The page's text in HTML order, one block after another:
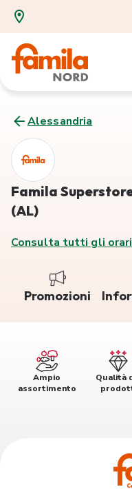
Alessandria
Famila
(AL)
Consulta tutti gli orari
Promozioni
Ampio
assortimento
Qualità